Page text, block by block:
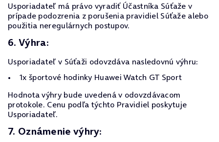
Usporiadateľ má právo vyradiť Účastníka Súťaže v
prípade podozrenia z porušenia pravidiel Súťaže alebo
použitia neregulárnych postupov.
6. Výhra:
Usporiadateľ v Súťaži odovzdáva nasledovnú výhru:
1x športové hodinky Huawei Watch GT Sport
Hodnota výhry bude uvedená v odovzdávacom
protokole. Cenu podľa týchto Pravidiel poskytuje
Usporiadateľ.
7. Oznámenie výhry: